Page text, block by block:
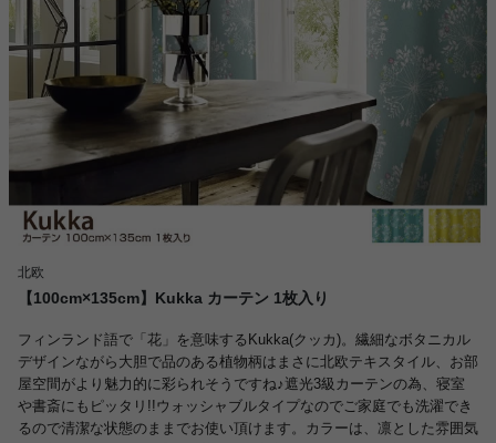
北欧
【100cm×135cm】Kukka カーテン 1枚入り
フィンランド語で「花」を意味するKukka(クッカ)。繊細なボタニカル
デザインながら大胆で品のある植物柄はまさに北欧テキスタイル、お部
屋空間がより魅力的に彩られそうですね♪遮光3級カーテンの為、寝室
や書斎にもピッタリ!!ウォッシャブルタイプなのでご家庭でも洗濯でき
るので清潔な状態のままでお使い頂けます。カラーは、凛とした雰囲気